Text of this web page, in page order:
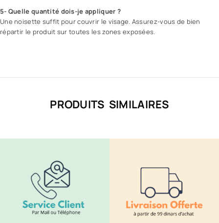
5- Quelle quantité dois-je appliquer ?
Une noisette suffit pour couvrir le visage. Assurez-vous de bien
répartir le produit sur toutes les zones exposées.
PRODUITS SIMILAIRES